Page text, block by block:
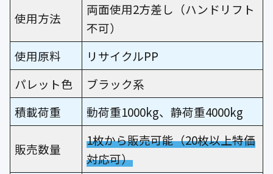
使用方法
両面使用2方差し（ハンドリフト
不可）
使用原料
リサイクルPP
パレット色
ブラック系
積載荷重
動荷重1000kg、静荷重4000kg
販売数量
1枚から販売可能（20枚以上特価
対応可）